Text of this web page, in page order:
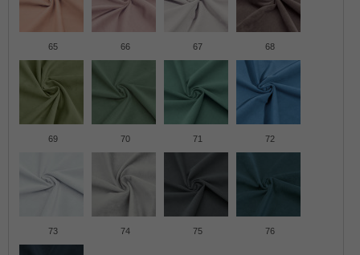
65 66 67 68
69 70 71 72
73 74 75 76